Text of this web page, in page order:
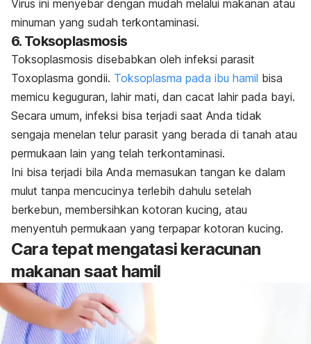
Virus ini menyebar dengan mudah melalui makanan atau
minuman yang sudah terkontaminasi.
6. Toksoplasmosis
Toksoplasmosis disebabkan oleh infeksi parasit
Toxoplasma gondii. Toksoplasma pada ibu hamil bisa
memicu keguguran, lahir mati, dan cacat lahir pada bayi.
Secara umum, infeksi bisa terjadi saat Anda tidak
sengaja menelan telur parasit yang berada di tanah atau
permukaan lain yang telah terkontaminasi.
Ini bisa terjadi bila Anda memasukan tangan ke dalam
mulut tanpa mencucinya terlebih dahulu setelah
berkebun, membersihkan kotoran kucing, atau
menyentuh permukaan yang terpapar kotoran kucing.
Cara tepat mengatasi keracunan
makanan saat hamil